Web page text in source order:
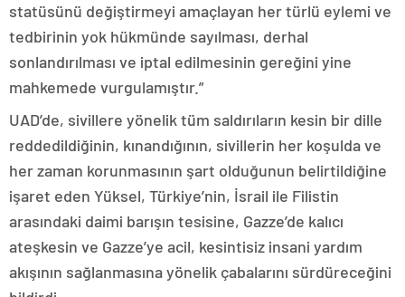
statüsünü değiştirmeyi amaçlayan her türlü eylemi ve
tedbirinin yok hükmünde sayılması, derhal
sonlandırılması ve iptal edilmesinin gereğini yine
mahkemede vurgulamıştır.”
UAD’de, sivillere yönelik tüm saldırıların kesin bir dille
reddedildiğinin, kınandığının, sivillerin her koşulda ve
her zaman korunmasının şart olduğunun belirtildiğine
işaret eden Yüksel, Türkiye’nin, İsrail ile Filistin
arasındaki daimi barışın tesisine, Gazze’de kalıcı
ateşkesin ve Gazze’ye acil, kesintisiz insani yardım
akışının sağlanmasına yönelik çabalarını sürdüreceğini